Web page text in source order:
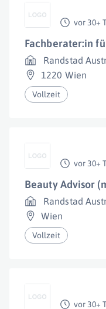
vor 30+
Fachberater:in
Randstad
1220 Wien
Vollzeit
vor 30+
Beauty Advisor
Randstad
Wien
Vollzeit
vor 30+